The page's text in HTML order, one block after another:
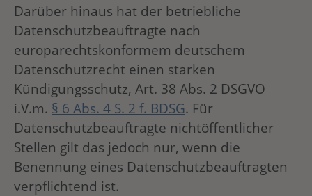
Darüber hinaus hat der betriebliche
Datenschutzbeauftragte nach
europarechtskonformem deutschem
Datenschutzrecht einen starken
Kündigungsschutz, Art. 38 Abs. 2 DSGVO
i.V.m. § 6 Abs. 4 S. 2 f. BDSG. Für
Datenschutzbeauftragte nichtöffentlicher
Stellen gilt das jedoch nur, wenn die
Benennung eines Datenschutzbeauftragten
verpflichtend ist.